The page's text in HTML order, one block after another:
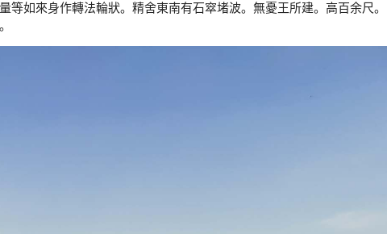
等如來身作轉法輪狀。精舍東南有石窣堵波。無憂王所建。高百余尺。